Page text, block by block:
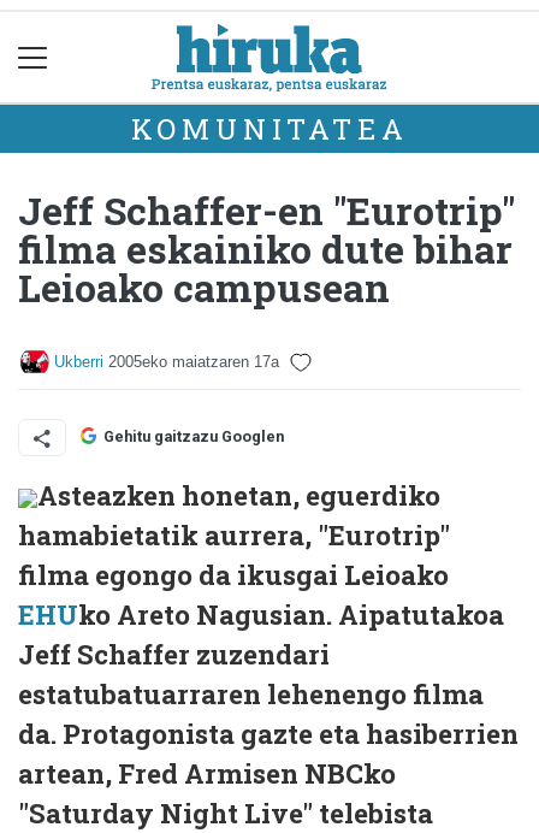
KOMUNITATEA
Jeff Schaffer-en "Eurotrip"
filma eskainiko dute bihar
Leioako campusean
Ukberri 2005eko maiatzaren 17a
Gehitu gaitzazu Googlen
Asteazken honetan, eguerdiko
hamabietatik aurrera, "Eurotrip"
filma egongo da ikusgai Leioako
EHUko Areto Nagusian. Aipatutakoa
Jeff Schaffer zuzendari
estatubatuarraren lehenengo filma
da. Protagonista gazte eta hasiberrien
artean, Fred Armisen NBCko
"Saturday Night Live" telebista